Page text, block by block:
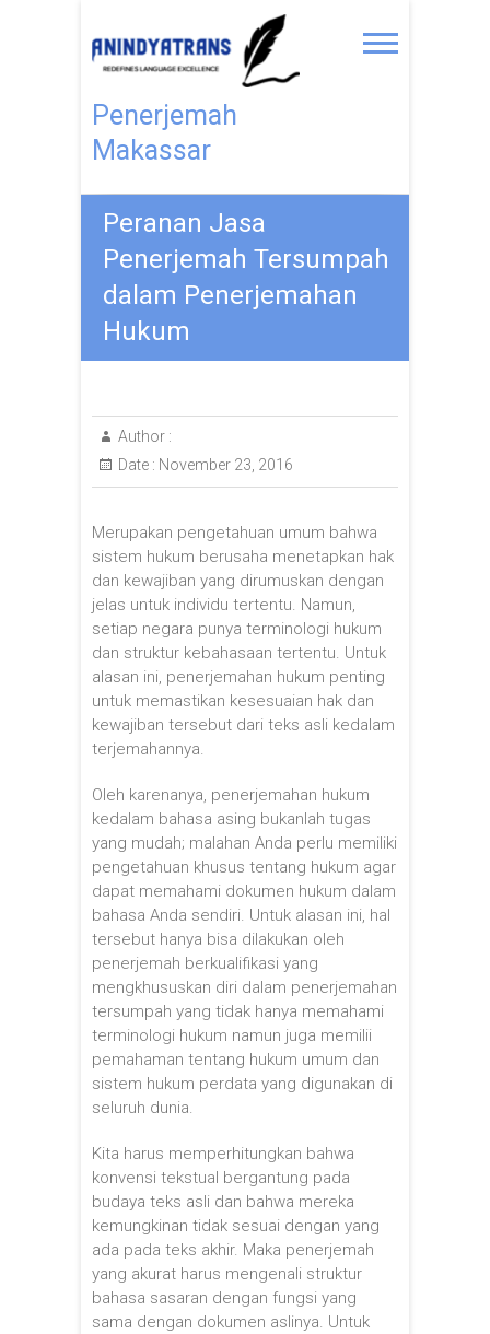
Penerjemah
Makassar
Peranan Jasa
Penerjemah Tersumpah
dalam Penerjemahan
Hukum
Author :
Date : November 23, 2016
Merupakan pengetahuan umum bahwa
sistem hukum berusaha menetapkan hak
dan kewajiban yang dirumuskan dengan
jelas untuk individu tertentu. Namun,
setiap negara punya terminologi hukum
dan struktur kebahasaan tertentu. Untuk
alasan ini, penerjemahan hukum penting
untuk memastikan kesesuaian hak dan
kewajiban tersebut dari teks asli kedalam
terjemahannya.
Oleh karenanya, penerjemahan hukum
kedalam bahasa asing bukanlah tugas
yang mudah; malahan Anda perlu memiliki
pengetahuan khusus tentang hukum agar
dapat memahami dokumen hukum dalam
bahasa Anda sendiri. Untuk alasan ini, hal
tersebut hanya bisa dilakukan oleh
penerjemah berkualifikasi yang
mengkhususkan diri dalam penerjemahan
tersumpah yang tidak hanya memahami
terminologi hukum namun juga memilii
pemahaman tentang hukum umum dan
sistem hukum perdata yang digunakan di
seluruh dunia.
Kita harus memperhitungkan bahwa
konvensi tekstual bergantung pada
budaya teks asli dan bahwa mereka
kemungkinan tidak sesuai dengan yang
ada pada teks akhir. Maka penerjemah
yang akurat harus mengenali struktur
bahasa sasaran dengan fungsi yang
sama dengan dokumen aslinya. Untuk